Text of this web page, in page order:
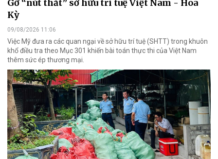
Gỡ “nút thắt” sở hữu trí tuệ Việt Nam - Hoa
Kỳ
09/08/2026 11:06
Việc Mỹ đưa ra các quan ngại về sở hữu trí tuệ (SHTT) trong khuôn
khổ điều tra theo Mục 301 khiến bài toán thực thi của Việt Nam
thêm sức ép thương mại.